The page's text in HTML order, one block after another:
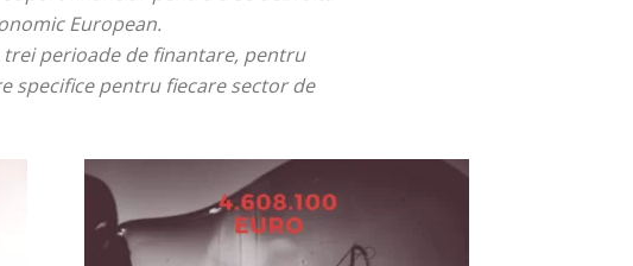
European.
perioade de finantare, pentru
specifice pentru fiecare sector de